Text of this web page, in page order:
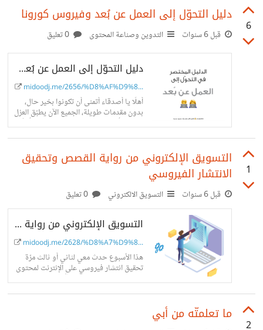
6
دليل التحوّل إلى العمل عن بُعد وفيروس كورونا
قبل 6 سنوات التدوين وصناعة المحتوى
دليل التحوّل إلى العمل عن بُعد وفيروس كورونا
midoodj.me/2656/%D8%AF%D9%8...
أهلًا يا أصدقاء أتمنى أن تكونوا بخير حال،
بدون مقدمات طويلة، الجميع الآن يطبّق العزل
الصحي أو يجلس في المنزل ويعمل منه أيضًا
1
التسويق الإلكتروني من رواية القصص وتحقيق
الانتشار الفيروسي
قبل 6 سنوات التسويق الالكتروني
التسويق الإلكتروني من رواية القصص وتحقيق الانتشار الفيروسي
midoodj.me/2628/%D8%A7%D9%8...
هذا الأسبوع حدث معي لثاني أو ثالث مرّة
تحقيق انتشار فيروسي على الإنترنت لمحتوى
قمت بكتابته ومشاركته مع آخرين على
2
ما تعلمتّه من أبي